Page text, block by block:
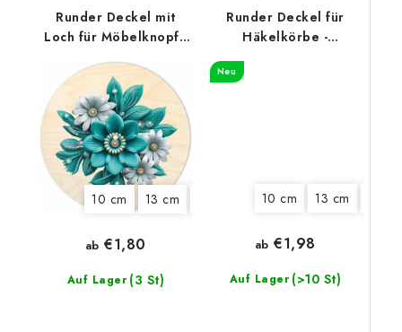
Runder Deckel mit
Loch für Möbelknopf -
10 cm 13 cm 18 cm 22 cm
Auf Lager (3 St)
ab €1,80
Runder Deckel für
Häkelkörbe -
Hundemeute
Neu
10 cm 13 cm
Auf Lager (>10 St)
ab €1,98